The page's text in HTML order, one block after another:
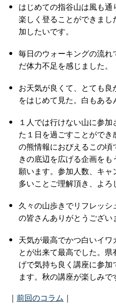
はじめての指谷山は風も通
楽しく登ることができま
加したいです。
毎日のウォーキングの流れ
だ体力不足を感じました。
お天気が良くて、とても
をはじめて見た。白もある
１人では行けない山に参
た１日を過ごすことがで
の熊情報におびえるこの
きの底辺を広げる企画を
願います。参加人数、キ
多いことご理解頂き、よろ
久々の山歩きでリフレッ
の皆さんありがとうござい
天気が最高でかつ白いイワ
とが出来て最高でした。
げで気持ち良く講座に参
ます。秋の講座が楽しみで
｜ 前回のコラム ｜